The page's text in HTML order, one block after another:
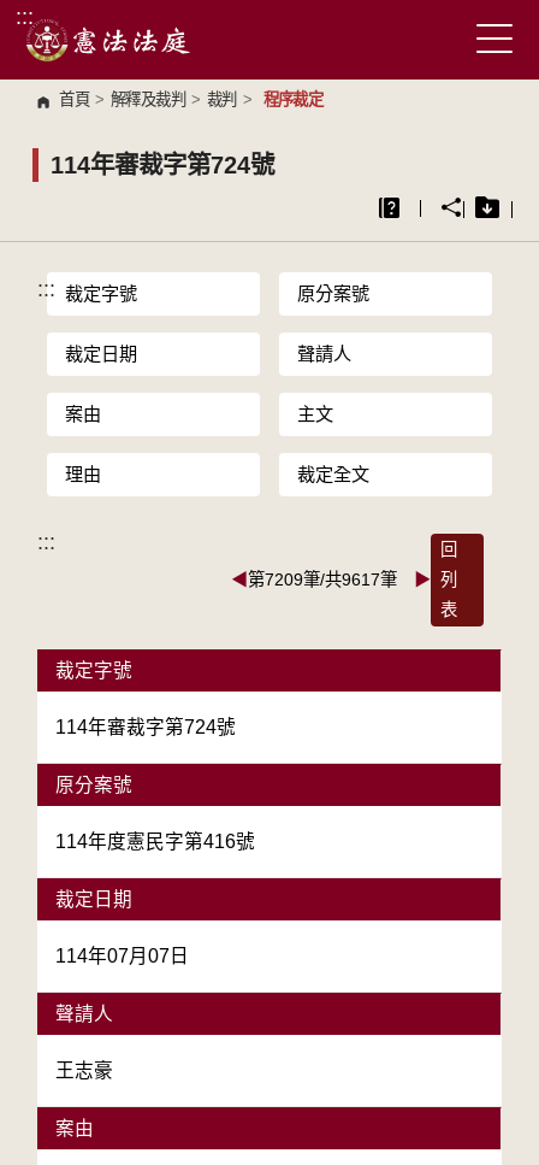
跳到主要內容區塊
:::
首頁 > 解釋及裁判 > 裁判 > 程序裁定
114年審裁字第724號
::: 裁定字號 原分案號
裁定日期 聲請人
案由 主文
理由 裁定全文
:::
◀第7209筆/共9617筆 ▶
回
列
表
裁定字號
114年審裁字第724號
原分案號
114年度憲民字第416號
裁定日期
114年07月07日
聲請人
王志豪
案由